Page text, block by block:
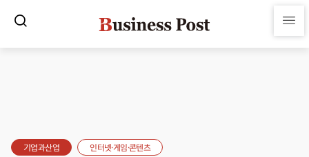
기업과산업 인터넷·게임·콘텐츠